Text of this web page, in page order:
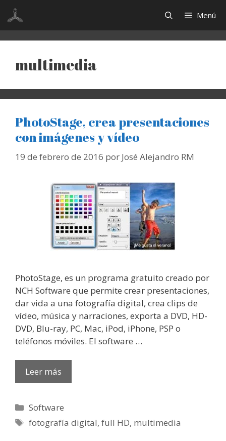
Saltar
contenido
Menú
multimedia
PhotoStage, crea presentaciones
con imágenes y vídeo
19 de febrero de 2016 por José Alejandro RM
PhotoStage, es un programa gratuito creado por
NCH Software que permite crear presentaciones,
dar vida a una fotografía digital, crea clips de
vídeo, música y narraciones, exporta a DVD, HD-
DVD, Blu-ray, PC, Mac, iPod, iPhone, PSP o
teléfonos móviles. El software …
Leer más
Categorías
Software
Etiquetas
fotografía digital,full HD, multimedia